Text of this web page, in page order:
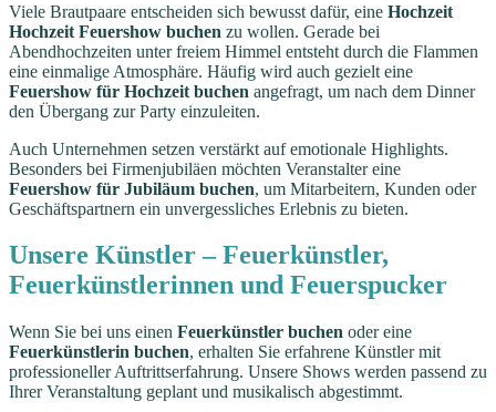
Viele Brautpaare entscheiden sich bewusst dafür, eine Hochzeit
Hochzeit Feuershow buchen zu wollen. Gerade bei
Abendhochzeiten unter freiem Himmel entsteht durch die Flammen
eine einmalige Atmosphäre. Häufig wird auch gezielt eine
Feuershow für Hochzeit buchen angefragt, um nach dem Dinner
den Übergang zur Party einzuleiten.
Auch Unternehmen setzen verstärkt auf emotionale Highlights.
Besonders bei Firmenjubiläen möchten Veranstalter eine
Feuershow für Jubiläum buchen, um Mitarbeitern, Kunden oder
Geschäftspartnern ein unvergessliches Erlebnis zu bieten.
Unsere Künstler – Feuerkünstler,
Feuerkünstlerinnen und Feuerspucker
Wenn Sie bei uns einen Feuerkünstler buchen oder eine
Feuerkünstlerin buchen, erhalten Sie erfahrene Künstler mit
professioneller Auftrittserfahrung. Unsere Shows werden passend zu
Ihrer Veranstaltung geplant und musikalisch abgestimmt.